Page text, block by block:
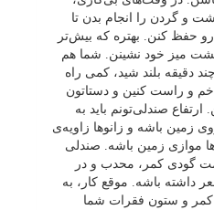
گردن را انجام بدن تا
حفظ کنن. بهتره که بیش‌تر
پشت میز خود نشینن. شما هم
دقیقه بلند شید، کمی راه
و راست کنین و دستاتون
صندلی‌تونم باید به
زمین باشه و زانوها زاویه‌ی
موازی زمین باشه. صندلی
گودی کمر، محدب و در
باشه. موقع کار، به
کمر و ستون فقرات شما